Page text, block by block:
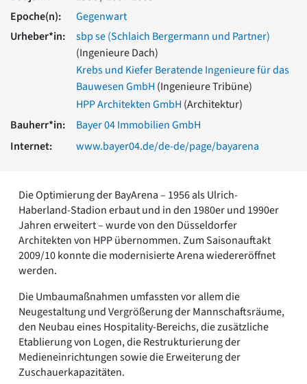
Romanik
Vorromanik
Römische Antike
Über baukunst-nrw
Fachbeirat
Freunde & Förderer
Kontakt
Impressum
Epoche(n):
Gegenwart
Urheber*in:
sbp se (Schlaich Bergermann und Partner)
(Ingenieure Dach)
Krebs und Kiefer Beratende Ingenieure für das
Bauwesen GmbH (Ingenieure Tribüne)
HPP Architekten GmbH (Architektur)
Bauherr*in:
Bayer 04 Immobilien GmbH
Internet:
www.bayer04.de/de-de/page/bayarena
Die Optimierung der BayArena – 1956 als Ulrich-
Haberland-Stadion erbaut und in den 1980er und 1990er
Jahren erweitert – wurde von den Düsseldorfer
Architekten von HPP übernommen. Zum Saisonauftakt
2009/10 konnte die modernisierte Arena wiedereröffnet
werden.
Die Umbaumaßnahmen umfassten vor allem die
Neugestaltung und Vergrößerung der Mannschaftsräume,
den Neubau eines Hospitality-Bereichs, die zusätzliche
Etablierung von Logen, die Restrukturierung der
Medieneinrichtungen sowie die Erweiterung der
Zuschauerkapazitäten.